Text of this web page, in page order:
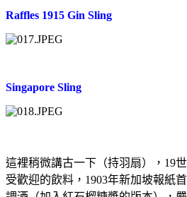
Raffles 1915 Gin Sling
Singapore Sling
這裡稍微講古一下（持羽扇）， 19
受歡迎的飲料， 1903年新加坡報紙